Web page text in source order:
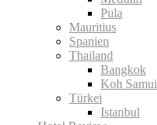
Pula
Mauritius
Spanien
Thailand
Bangkok
Koh Samui
Türkei
Istanbul